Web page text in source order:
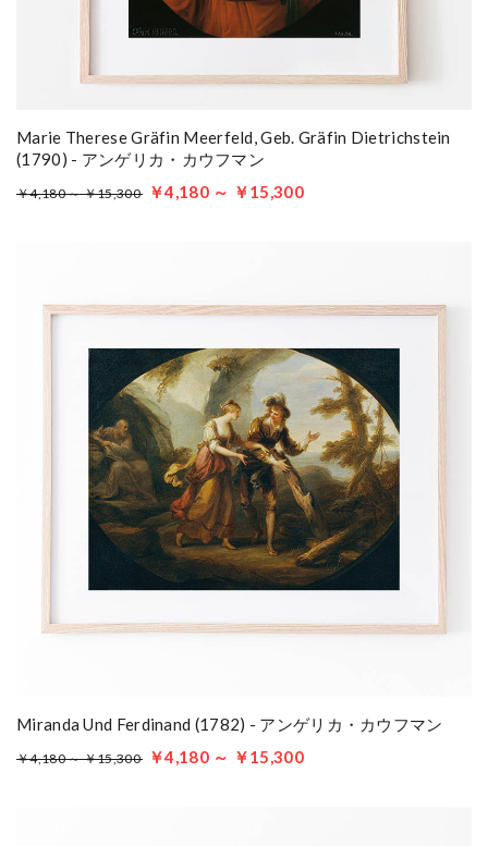
Marie Therese Gräfin Meerfeld, Geb. Gräfin Dietrichstein
(1790) - アンゲリカ・カウフマン
￥4,180 ～ ￥15,300 ￥4,180 ～ ￥15,300
Miranda Und Ferdinand (1782) - アンゲリカ・カウフマン
￥4,180 ～ ￥15,300 ￥4,180 ～ ￥15,300